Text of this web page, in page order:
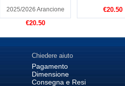
2025/2026 Arancione
€20.50
€20.50
Chiedere aiuto
Pagamento
Dimensione
Consegna e Resi